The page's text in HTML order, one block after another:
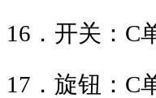
16 ．开关： C
17 ．旋钮： C